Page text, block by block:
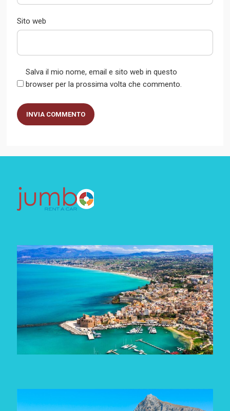
Sito web
Salva il mio nome, email e sito web in questo
browser per la prossima volta che commento.